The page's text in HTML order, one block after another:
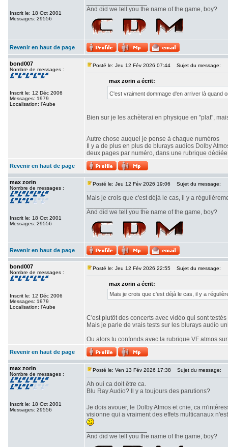
Inscrit le: 18 Oct 2001
Messages: 29556
And did we tell you the name of the game, boy?
Revenir en haut de page
bond007
Nombre de messages :
Inscrit le: 12 Déc 2006
Messages: 1979
Localisation: l'Aube
Posté le: Jeu 12 Fév 2026 07:44 Sujet du message:
max zorin a écrit:
C'est vraiment dommage d'en arriver là quand
Bien sur je les achèterai en physique en "plat",
Autre chose auquel je pense à chaque numéros
Il y a de plus en plus de blurays audios Dolby
deux pages par numéro, dans une rubrique
Revenir en haut de page
max zorin
Nombre de messages :
Inscrit le: 18 Oct 2001
Messages: 29556
Posté le: Jeu 12 Fév 2026 19:06 Sujet du message:
Mais je crois que c'est déjà le cas, il y a
And did we tell you the name of the game, boy?
Revenir en haut de page
bond007
Nombre de messages :
Inscrit le: 12 Déc 2006
Messages: 1979
Localisation: l'Aube
Posté le: Jeu 12 Fév 2026 22:55 Sujet du message:
max zorin a écrit:
Mais je crois que c'est déjà le cas, il y a
C'est plutôt des concerts avec vidéo qui sont
Mais je parle de vrais tests sur les blurays audio
Ou alors tu confonds avec la rubrique VF atmos
Revenir en haut de page
max zorin
Nombre de messages :
Inscrit le: 18 Oct 2001
Messages: 29556
Posté le: Ven 13 Fév 2026 17:38 Sujet du message:
Ah oui ca doit être ca.
Blu Ray Audio? Il y a toujours des parutions?
Je dois avouer, le Dolby Atmos et cnie, ca
visionne qui a vraiment des effets multicanaux
And did we tell you the name of the game, boy?